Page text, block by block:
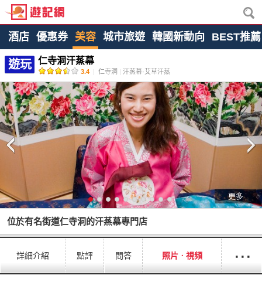
酒店 優惠券 美容 城市旅遊 韓國新動向 BEST推薦
遊玩 仁寺洞汗蒸幕
3.4 | 仁寺洞 | 汗蒸幕·艾草汗蒸
更多
位於有名街道仁寺洞的汗蒸慕專門店
詳細介紹 點評 問答 照片ㆍ視頻 ···